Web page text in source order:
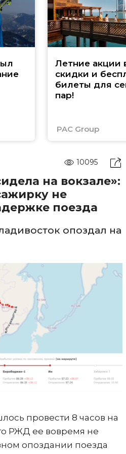
Летние акции
скидки и
билеты для
пар!
PAC Group
10095
на вокзале»:
не
поезда
опоздал на
провести 8 часов на
РЖД ее вовремя не
опоздании поезда